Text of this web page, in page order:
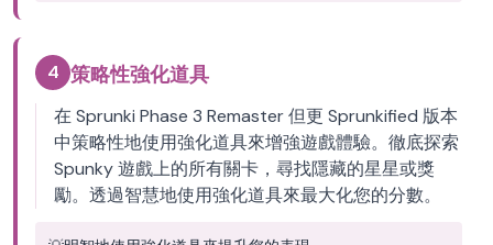
4 策略性強化道具
在 Sprunki Phase 3 Remaster 但更 Sprunkified 版本
中策略性地使用強化道具來增強遊戲體驗。徹底探索
Spunky 遊戲上的所有關卡，尋找隱藏的星星或獎
勵。透過智慧地使用強化道具來最大化您的分數。